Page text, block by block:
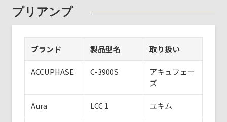
プリアンプ
ブランド 製品型名 取り扱い
ACCUPHASE C-3900S
アキュフェー
ズ
Aura LCC 1 ユキム